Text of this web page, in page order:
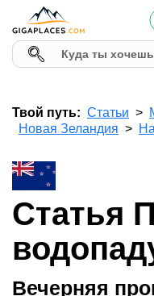
Твой путь: Статьи
Новая Зеландия
Статья
Вечерняя